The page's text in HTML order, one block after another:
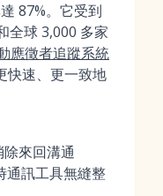
87%。它受到
全球 3,000 多家
應徵者追蹤系統
快速、更一致地
來回溝通
通訊工具無縫整